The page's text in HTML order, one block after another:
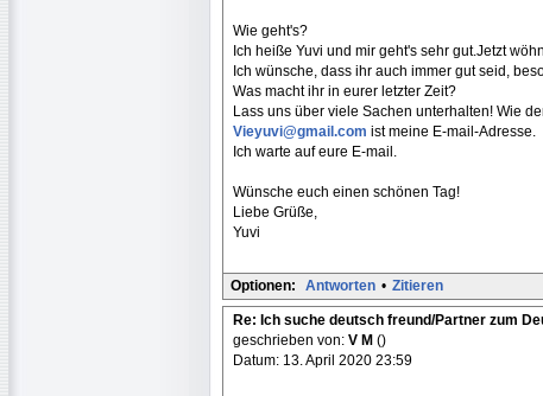
Wie geht's?
Ich heiße Yuvi und mir geht's sehr gut.Jetzt
Ich wünsche, dass ihr auch immer gut seid,
Was macht ihr in eurer letzter Zeit?
Lass uns über viele Sachen unterhalten! Wie
Vieyuvi@gmail.com ist meine E-mail-Adresse.
Ich warte auf eure E-mail.
Wünsche euch einen schönen Tag!
Liebe Grüße,
Yuvi
Optionen: Antworten • Zitieren
Re: Ich suche deutsch freund/Partner zum
geschrieben von: V M ()
Datum: 13. April 2020 23:59